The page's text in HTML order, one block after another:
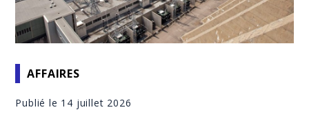
AFFAIRES
Publié le 14 juillet 2026